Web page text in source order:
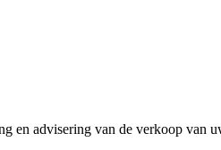
en advisering van de verkoop van